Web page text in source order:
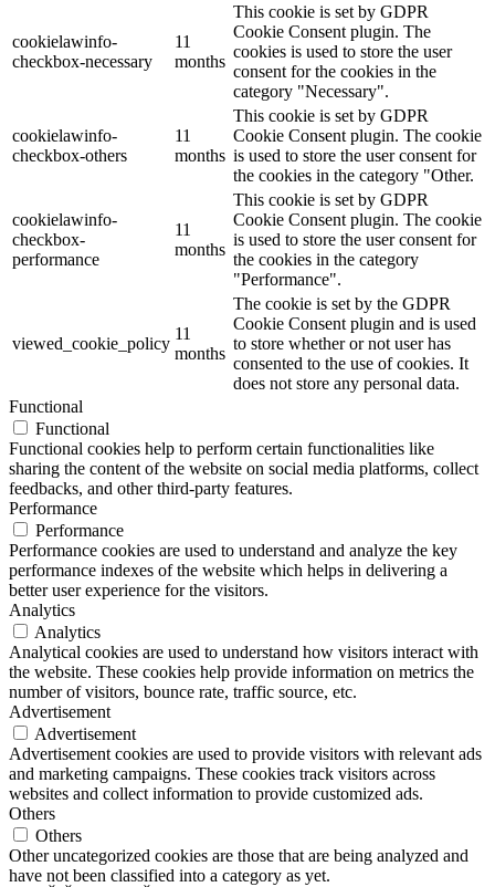
cookielawinfo-
checkbox-necessary
11
months
This cookie is set by GDPR
Cookie Consent plugin. The
cookies is used to store the user
consent for the cookies in the
category "Necessary".
cookielawinfo-
checkbox-others
11
months
This cookie is set by GDPR
Cookie Consent plugin. The cookie
is used to store the user consent for
the cookies in the category "Other.
cookielawinfo-
checkbox-
performance
11
months
This cookie is set by GDPR
Cookie Consent plugin. The cookie
is used to store the user consent for
the cookies in the category
"Performance".
viewed_cookie_policy
11
months
The cookie is set by the GDPR
Cookie Consent plugin and is used
to store whether or not user has
consented to the use of cookies. It
does not store any personal data.
Functional
Functional
Functional cookies help to perform certain functionalities like
sharing the content of the website on social media platforms, collect
feedbacks, and other third-party features.
Performance
Performance
Performance cookies are used to understand and analyze the key
performance indexes of the website which helps in delivering a
better user experience for the visitors.
Analytics
Analytics
Analytical cookies are used to understand how visitors interact with
the website. These cookies help provide information on metrics the
number of visitors, bounce rate, traffic source, etc.
Advertisement
Advertisement
Advertisement cookies are used to provide visitors with relevant ads
and marketing campaigns. These cookies track visitors across
websites and collect information to provide customized ads.
Others
Others
Other uncategorized cookies are those that are being analyzed and
have not been classified into a category as yet.